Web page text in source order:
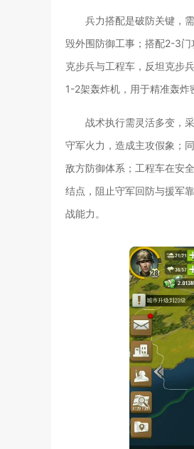
兵力搭配是破防关键，
毁外围防御工事；搭配2-3
克步兵与工程车，反坦克步
1-2架轰炸机，用于精准轰炸
战术执行需灵活多变，
守军火力，造成主攻假象；
敌方防御体系；工程车在安
结点，阻止守军回防与援军
战能力。